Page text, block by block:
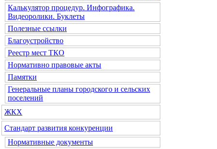
Калькулятор процедур. Инфографика.
Видеоролики. Буклеты
Полезные ссылки
Благоустройство
Реестр мест ТКО
Нормативно правовые акты
Памятки
Генеральные планы городского и сельских
поселений
ЖКХ
Стандарт развития конкуренции
Нормативные документы